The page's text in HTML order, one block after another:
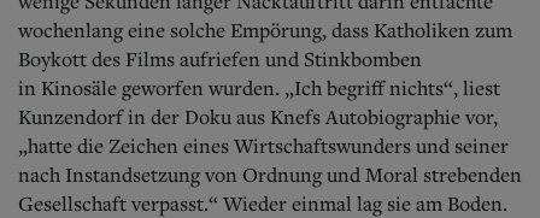
wochenlang eine solche Empörung, dass Katholiken zum
Boykott des Films aufriefen und Stinkbomben
in Kinosäle geworfen wurden. „Ich begriff nichts“, liest
Kunzendorf in der Doku aus Knefs Autobiographie vor,
„hatte die Zeichen eines Wirtschaftswunders und seiner
nach Instandsetzung von Ordnung und Moral strebenden
Gesellschaft verpasst.“ Wieder einmal lag sie am Boden.